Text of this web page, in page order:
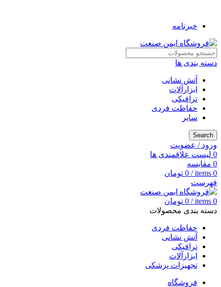
خبرنامه
دسته بندی ها
آتش نشانی
ابزارآلات
ترافیکی
حفاظت فردی
سایر
Search
ورود / عضویت
0 لیست علاقمندی ها
0 مقایسه
0
items
/
0 تومان
فهرست
0
items
/
0 تومان
دسته بندی محصولات
حفاظت فردی
آتش نشانی
ترافیکی
ابزارآلات
تجهیزات پزشکی
فروشگاه